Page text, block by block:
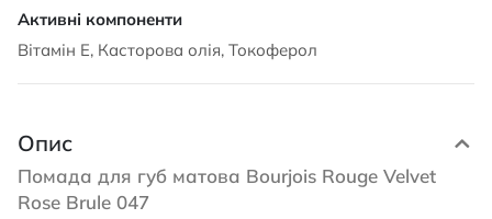
Вітамін Е, Касторова олія, Токоферол
Опис
Помада для губ матова Bourjois Rouge Velvet
Rose Brule 047